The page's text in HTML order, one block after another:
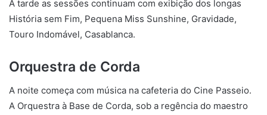
À tarde as sessões continuam com exibição dos longas
História sem Fim, Pequena Miss Sunshine, Gravidade,
Touro Indomável, Casablanca.
Orquestra de Corda
A noite começa com música na cafeteria do Cine Passeio.
A Orquestra à Base de Corda, sob a regência do maestro